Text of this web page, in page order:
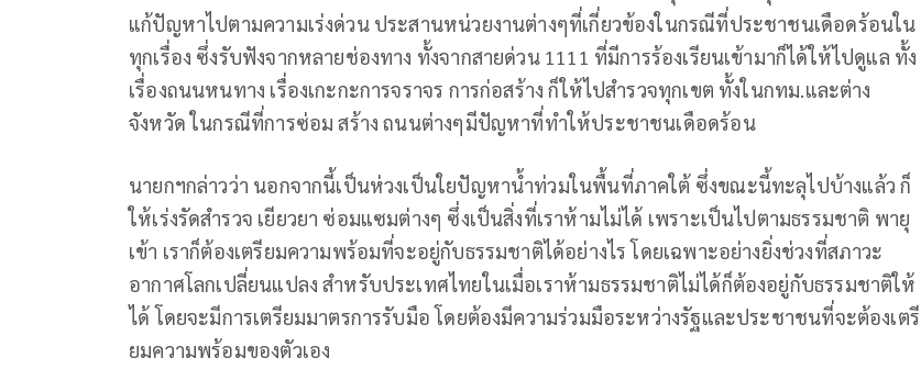
แก้ปัญหาไปตามความเร่งด่วน ประสานหน่วยงานต่างๆที่เกี่ยวข้องในกรณีที่ประชาชนเดือดร้อนใน
ทุกเรื่อง ซึ่งรับฟังจากหลายช่องทาง ทั้งจากสายด่วน 1111 ที่มีการร้องเรียนเข้ามาก็ได้ให้ไปดูแล ทั้ง
เรื่องถนนหนทาง เรื่องเกะกะการจราจร การก่อสร้าง ก็ให้ไปสำรวจทุกเขต ทั้งในกทม.และต่าง
จังหวัด ในกรณีที่การซ่อม สร้าง ถนนต่างๆมีปัญหาที่ทำให้ประชาชนเดือดร้อน
นายกฯกล่าวว่า นอกจากนี้เป็นห่วงเป็นใยปัญหาน้ำท่วมในพื้นที่ภาคใต้ ซึ่งขณะนี้ทะลุไปบ้างแล้ว ก็
ให้เร่งรัดสำรวจ เยียวยา ซ่อมแซมต่างๆ ซึ่งเป็นสิ่งที่เราห้ามไม่ได้ เพราะเป็นไปตามธรรมชาติ พายุ
เข้า เราก็ต้องเตรียมความพร้อมที่จะอยู่กับธรรมชาติได้อย่างไร โดยเฉพาะอย่างยิ่งช่วงที่สภาวะ
อากาศโลกเปลี่ยนแปลง สำหรับประเทศไทยในเมื่อเราห้ามธรรมชาติไม่ได้ก็ต้องอยู่กับธรรมชาติให้
ได้ โดยจะมีการเตรียมมาตรการรับมือ โดยต้องมีความร่วมมือระหว่างรัฐและประชาชนที่จะต้องเตรี
ยมความพร้อมของตัวเอง